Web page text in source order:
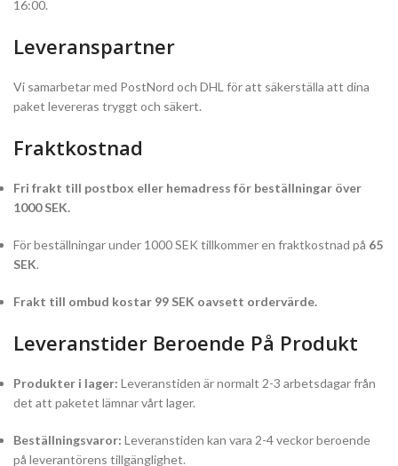
16:00.
Leveranspartner
Vi samarbetar med PostNord och DHL för att säkerställa att dina
paket levereras tryggt och säkert.
Fraktkostnad
Fri frakt till postbox eller hemadress för beställningar över
1000 SEK.
För beställningar under 1000 SEK tillkommer en fraktkostnad på 65
SEK.
Frakt till ombud kostar 99 SEK oavsett ordervärde.
Leveranstider Beroende På Produkt
Produkter i lager: Leveranstiden är normalt 2-3 arbetsdagar från
det att paketet lämnar vårt lager.
Beställningsvaror: Leveranstiden kan vara 2-4 veckor beroende
på leverantörens tillgänglighet.